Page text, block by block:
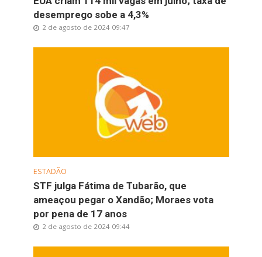
desemprego sobe a 4,3%
2 de agosto de 2024 09:47
ESTADÃO
STF julga Fátima de Tubarão, que
ameaçou pegar o Xandão; Moraes vota
por pena de 17 anos
2 de agosto de 2024 09:44